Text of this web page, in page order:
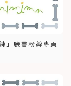
」臉書粉絲專頁